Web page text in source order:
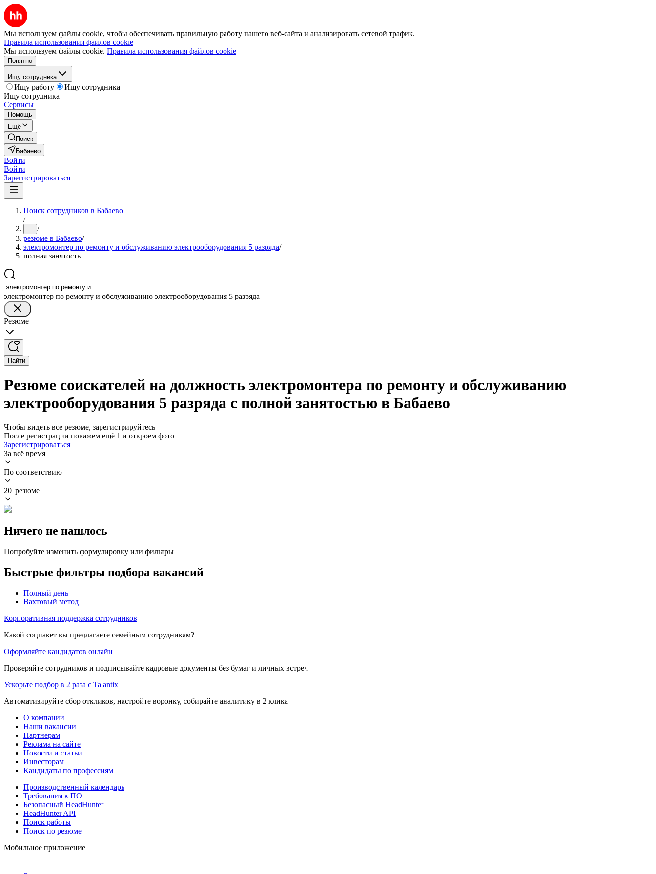
Мы используем файлы cookie, чтобы обеспечивать правильную работу нашего веб-сайта и анализировать сетевой трафик.
Правила использования файлов cookie
Мы используем файлы cookie. Правила использования файлов cookie
Понятно
Ищу сотрудника
Ищу работу
Ищу сотрудника
Ищу сотрудника
Сервисы
Помощь
Ещё
Поиск
Бабаево
Войти
Войти
Зарегистрироваться
Поиск сотрудников в Бабаево
/
... /
резюме в Бабаево/
электромонтер по ремонту и обслуживанию электрооборудования 5 разряда/
полная занятость
электромонтер по ремонту и обслуживанию электрооборудования 5 разряда
Резюме
Найти
Резюме соискателей на должность электромонтера по ремонту и обслуживанию
электрооборудования 5 разряда с полной занятостью в Бабаево
Чтобы видеть все резюме, зарегистрируйтесь
После регистрации покажем ещё 1 и откроем фото
Зарегистрироваться
За всё время
По соответствию
20 резюме
Ничего не нашлось
Попробуйте изменить формулировку или фильтры
Быстрые фильтры подбора вакансий
Полный день
Вахтовый метод
Корпоративная поддержка сотрудников
Какой соцпакет вы предлагаете семейным сотрудникам?
Оформляйте кандидатов онлайн
Проверяйте сотрудников и подписывайте кадровые документы без бумаг и личных встреч
Ускорьте подбор в 2 раза с Talantix
Автоматизируйте сбор откликов, настройте воронку, собирайте аналитику в 2 клика
О компании
Наши вакансии
Партнерам
Реклама на сайте
Новости и статьи
Инвесторам
Кандидаты по профессиям
Производственный календарь
Требования к ПО
Безопасный HeadHunter
HeadHunter API
Поиск работы
Поиск по резюме
Мобильное приложение